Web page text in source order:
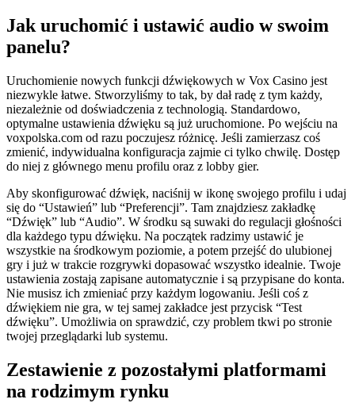
Jak uruchomić i ustawić audio w swoim
panelu?
Uruchomienie nowych funkcji dźwiękowych w Vox Casino jest
niezwykle łatwe. Stworzyliśmy to tak, by dał radę z tym każdy,
niezależnie od doświadczenia z technologią. Standardowo,
optymalne ustawienia dźwięku są już uruchomione. Po wejściu na
voxpolska.com od razu poczujesz różnicę. Jeśli zamierzasz coś
zmienić, indywidualna konfiguracja zajmie ci tylko chwilę. Dostęp
do niej z głównego menu profilu oraz z lobby gier.
Aby skonfigurować dźwięk, naciśnij w ikonę swojego profilu i udaj
się do “Ustawień” lub “Preferencji”. Tam znajdziesz zakładkę
“Dźwięk” lub “Audio”. W środku są suwaki do regulacji głośności
dla każdego typu dźwięku. Na początek radzimy ustawić je
wszystkie na środkowym poziomie, a potem przejść do ulubionej
gry i już w trakcie rozgrywki dopasować wszystko idealnie. Twoje
ustawienia zostają zapisane automatycznie i są przypisane do konta.
Nie musisz ich zmieniać przy każdym logowaniu. Jeśli coś z
dźwiękiem nie gra, w tej samej zakładce jest przycisk “Test
dźwięku”. Umożliwia on sprawdzić, czy problem tkwi po stronie
twojej przeglądarki lub systemu.
Zestawienie z pozostałymi platformami
na rodzimym rynku